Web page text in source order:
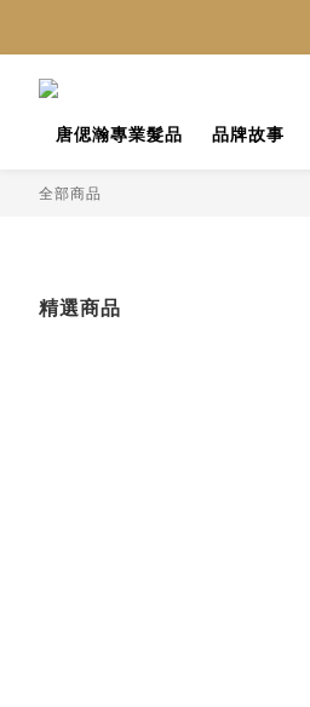
唐偲瀚專業髮品 品牌故事
全部商品
精選商品